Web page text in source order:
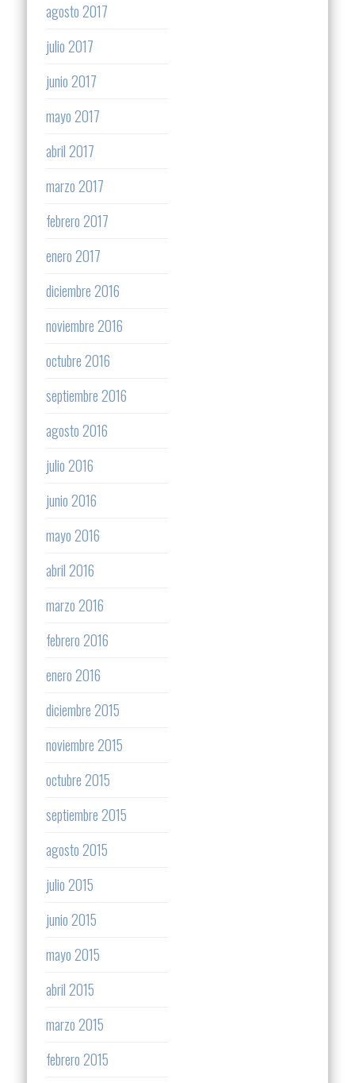
agosto 2017
julio 2017
junio 2017
mayo 2017
abril 2017
marzo 2017
febrero 2017
enero 2017
diciembre 2016
noviembre 2016
octubre 2016
septiembre 2016
agosto 2016
julio 2016
junio 2016
mayo 2016
abril 2016
marzo 2016
febrero 2016
enero 2016
diciembre 2015
noviembre 2015
octubre 2015
septiembre 2015
agosto 2015
julio 2015
junio 2015
mayo 2015
abril 2015
marzo 2015
febrero 2015